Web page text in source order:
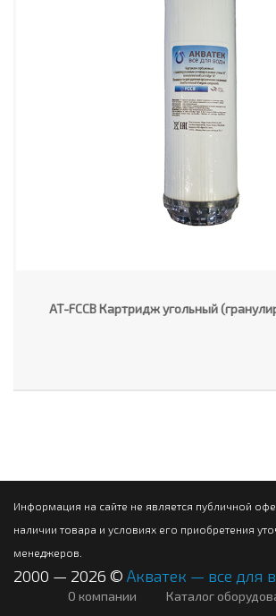
AT-FCCB Картридж угольный
Информация на сайте не является публичной
наличии товара и условиях его приобретения
менеджеров.
2000 — 2026 © Акватек — все для
О компании Каталог